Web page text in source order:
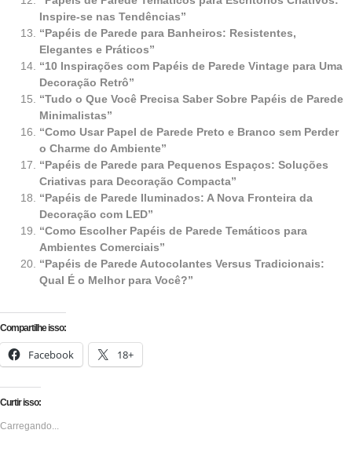
Inspire-se nas Tendências”
“Papéis de Parede para Banheiros: Resistentes,
Elegantes e Práticos”
“10 Inspirações com Papéis de Parede Vintage para Uma
Decoração Retrô”
“Tudo o Que Você Precisa Saber Sobre Papéis de Parede
Minimalistas”
“Como Usar Papel de Parede Preto e Branco sem Perder
o Charme do Ambiente”
“Papéis de Parede para Pequenos Espaços: Soluções
Criativas para Decoração Compacta”
“Papéis de Parede Iluminados: A Nova Fronteira da
Decoração com LED”
“Como Escolher Papéis de Parede Temáticos para
Ambientes Comerciais”
“Papéis de Parede Autocolantes Versus Tradicionais:
Qual É o Melhor para Você?”
Compartilhe isso:
Facebook 18+
Curtir isso:
Carregando...